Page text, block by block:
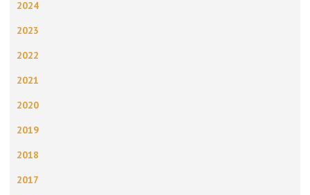
2024
2023
2022
2021
2020
2019
2018
2017